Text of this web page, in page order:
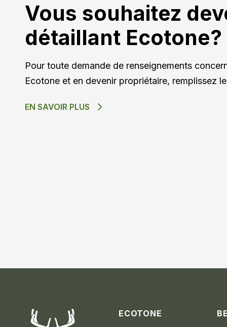
Vous souhaitez
détaillant Ecotone?
Pour toute demande de renseignements
Ecotone et en devenir propriétaire, remplissez
EN SAVOIR PLUS
ECOTONE